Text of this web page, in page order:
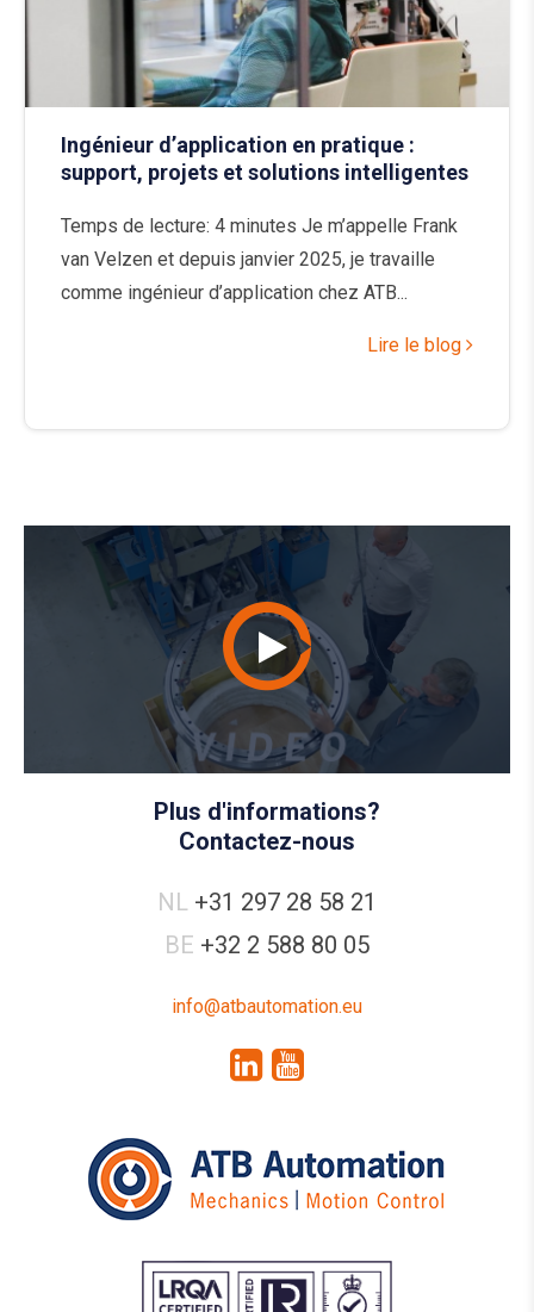
Ingénieur d’application en pratique :
support, projets et solutions intelligentes
Temps de lecture: 4 minutes Je m’appelle Frank
van Velzen et depuis janvier 2025, je travaille
comme ingénieur d’application chez ATB...
Lire le blog
Plus d'informations?
Contactez-nous
NL +31 297 28 58 21
BE +32 2 588 80 05
info@atbautomation.eu